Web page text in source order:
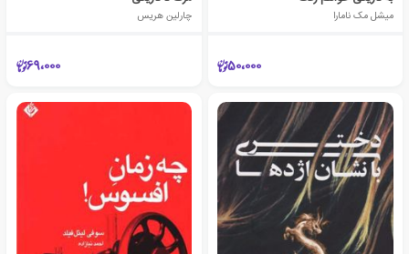
میشل مک نامارا
50،000
چارلین هریس
69،000